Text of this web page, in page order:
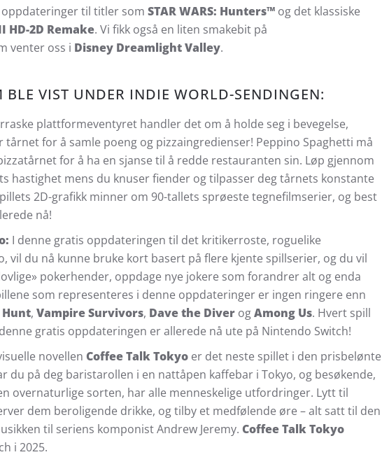
til titler som STAR WARS: Hunters™ og det klassiske
HD-2D Remake. Vi fikk også en liten smakebit på
venter oss i Disney Dreamlight Valley.
BLE VIST UNDER INDIE WORLD-SENDINGEN:
plattformeventyret handler det om å holde seg i bevegelse,
for å samle poeng og pizzaingredienser! Peppino Spaghetti må
for å ha en sjanse til å redde restauranten sin. Løp gjennom
hastighet mens du knuser fiender og tilpasser deg tårnets konstante
2D-grafikk minner om 90-tallets sprøeste tegnefilmserier, og best
nå!
I denne gratis oppdateringen til det kritikerroste, roguelike
vil du nå kunne bruke kort basert på flere kjente spillserier, og du vil
pokerhender, oppdage nye jokere som forandrer alt og enda
som representeres i denne oppdateringer er ingen ringere enn
Hunt, Vampire Survivors, Dave the Diver ogAmong Us. Hvert spill
gratis oppdateringen er allerede nå ute på Nintendo Switch!
novellen Coffee Talk Tokyo er det neste spillet i den prisbelønte
du på deg baristarollen i en nattåpen kaffebar i Tokyo, og besøkende,
overnaturlige sorten, har alle menneskelige utfordringer. Lytt til
dem beroligende drikke, og tilby et medfølende øre – alt satt til den
til seriens komponist Andrew Jeremy. Coffee Talk Tokyo
i 2025.